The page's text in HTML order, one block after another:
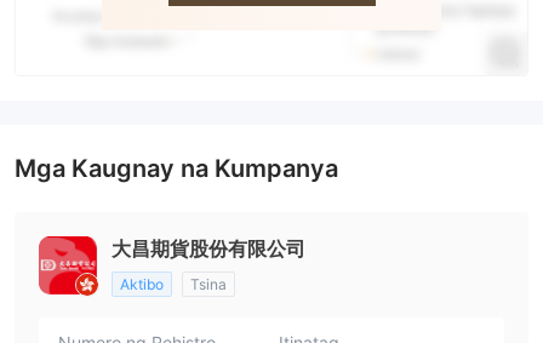
Mga Kaugnay na Kumpanya
大昌期貨股份有限公司
Aktibo Tsina